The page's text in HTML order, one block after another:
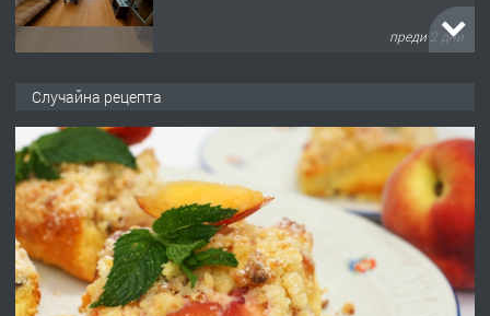
преди 3 дни
преди 3 дни
ПРЕДЛАГА
№4120 Магазин/Офис под наем в кв.
Любен Каравелов, Хасково-близо до
градската градина!
Случайна рецепта